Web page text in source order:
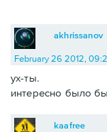
akhrissanov
February 26 2012,
ух-ты.
интересно было
kaafree